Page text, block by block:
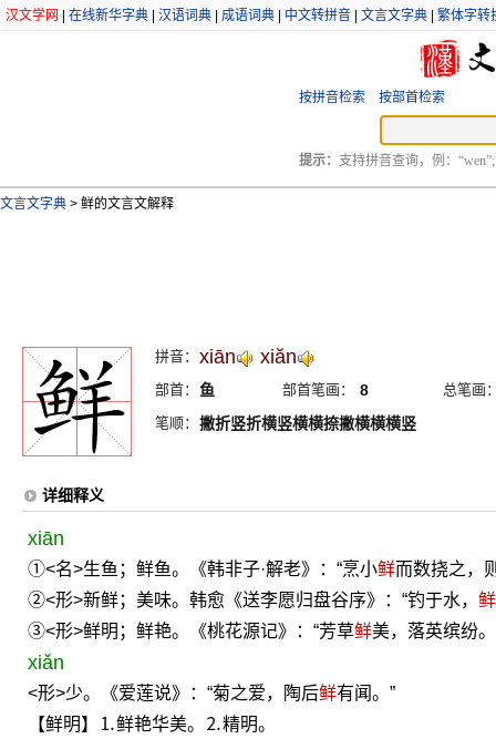
汉文学网 在线新华字典 汉语词典 成语词典 中文转拼音 文言文字典 繁体字转
按拼音检索 按部首检索
提示： 支持拼音查询，例：
文言文字典 > 鲜的文言文解释
拼音： xiān xiăn
部首： 鱼 部首笔画： 8
总笔画
笔顺： 撇折竖折横竖横横捺撇横横横竖
详细释义
xiān
①<名>生鱼；鲜鱼。《韩非子·解老》：“烹小鲜而数挠之，
②<形>新鲜；美味。韩愈《送李愿归盘谷序》：“钓于水， 鲜
③<形>鲜明；鲜艳。《桃花源记》：“芳草鲜美，落英缤纷。
xiǎn
<形>少。《爱莲说》：“菊之爱，陶后鲜有闻。”
【鲜明】⒈鲜艳华美。⒉精明。